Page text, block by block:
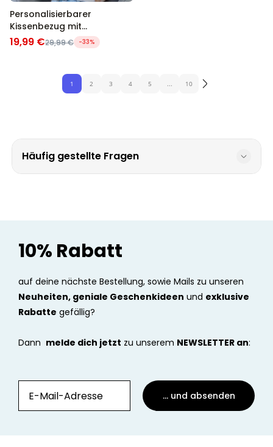
Personalisierbarer
Kissenbezug mit
Monogramm
19,99 €29,99 € -33%
1 2 3 4 5 ... 10
Häufig gestellte Fragen
10% Rabatt
auf deine nächste Bestellung, sowie Mails zu unseren
Neuheiten, geniale Geschenkideen und exklusive
Rabatte gefällig?
Dann melde dich jetzt zu unserem NEWSLETTER an:
... und absenden